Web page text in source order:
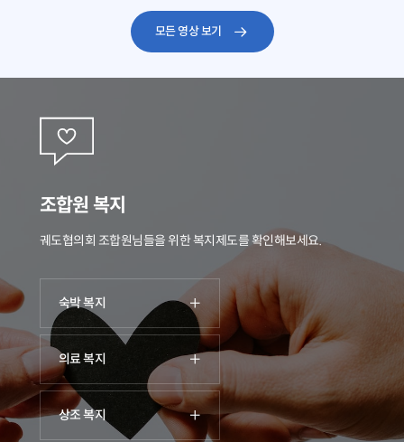
모든 영상 보기
조합원 복지
궤도협의회 조합원님들을 위한 복지제도를 확인해보세요.
숙박 복지
의료 복지
상조 복지